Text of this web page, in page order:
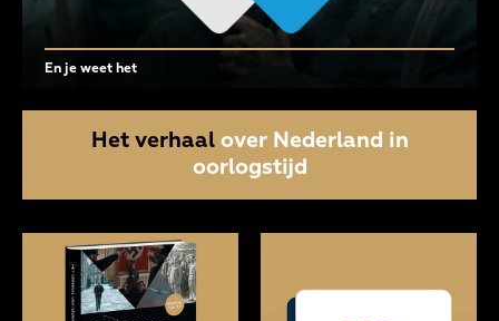
En je weet het
Het verhaalover Nederland in
oorlogstijd